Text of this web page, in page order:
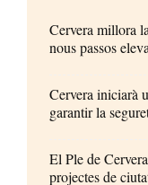
Cervera millora
nous passos
Cervera iniciarà
garantir la
El Ple de
projectes de